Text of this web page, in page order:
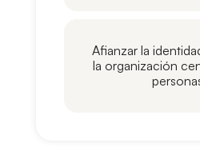
Afianzar la
la organización